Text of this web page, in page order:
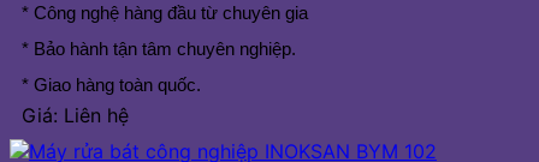
* Công nghệ hàng đầu từ chuyên gia
* Bảo hành tận tâm chuyên nghiệp.
* Giao hàng toàn quốc.
Giá: Liên hệ